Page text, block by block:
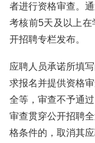
者进行资格审查。
考核前5天及以上在
开招聘专栏发布。
应聘人员承诺所填
求报名并提供资格
全等，审查不予通
审查贯穿公开招聘
格条件的，取消其应